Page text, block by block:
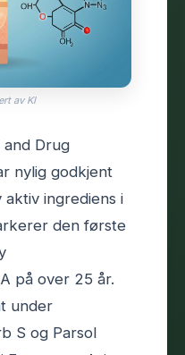
av KI
and Drug
nylig godkjent
aktiv ingrediens i
den første
på over 25 år.
under
S og Parsol